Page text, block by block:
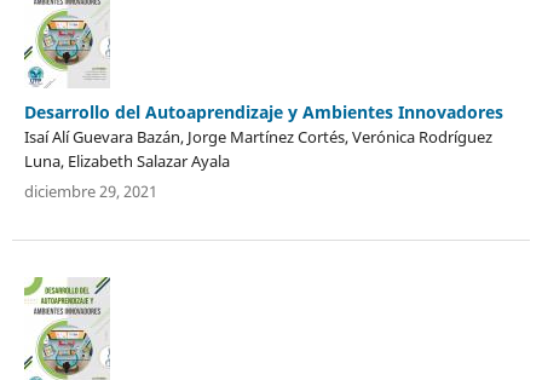
Desarrollo del Autoaprendizaje y Ambientes Innovadores
Isaí Alí Guevara Bazán, Jorge Martínez Cortés, Verónica Rodríguez
Luna, Elizabeth Salazar Ayala
diciembre 29, 2021